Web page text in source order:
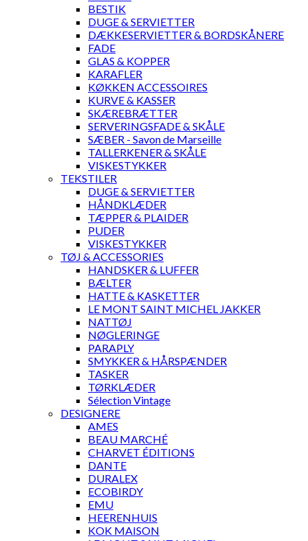
BESTIK
DUGE & SERVIETTER
DÆKKESERVIETTER & BORDSKÅNERE
FADE
GLAS & KOPPER
KARAFLER
KØKKEN ACCESSOIRES
KURVE & KASSER
SKÆREBRÆTTER
SERVERINGSFADE & SKÅLE
SÆBER - Savon de Marseille
TALLERKENER & SKÅLE
VISKESTYKKER
TEKSTILER
DUGE & SERVIETTER
HÅNDKLÆDER
TÆPPER & PLAIDER
PUDER
VISKESTYKKER
TØJ & ACCESSORIES
HANDSKER & LUFFER
BÆLTER
HATTE & KASKETTER
LE MONT SAINT MICHEL JAKKER
NATTØJ
NØGLERINGE
PARAPLY
SMYKKER & HÅRSPÆNDER
TASKER
TØRKLÆDER
Sélection Vintage
DESIGNERE
AMES
BEAU MARCHÉ
CHARVET ÉDITIONS
DANTE
DURALEX
ECOBIRDY
EMU
HEERENHUIS
KOK MAISON